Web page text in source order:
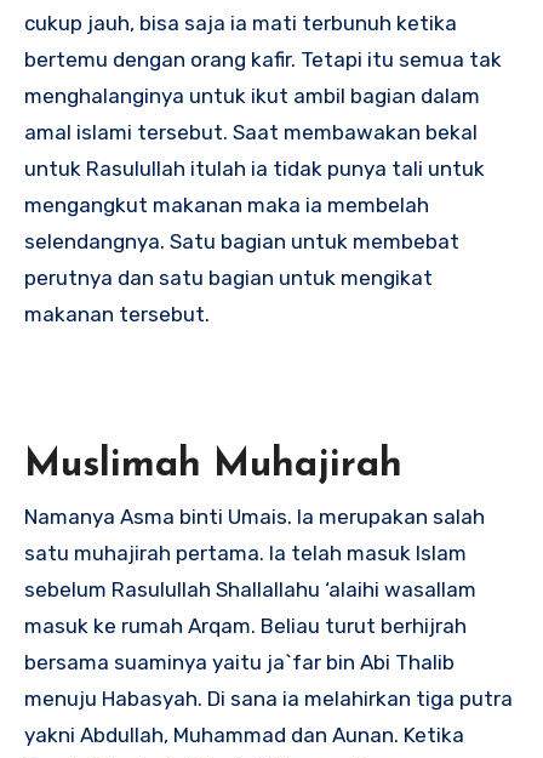
cukup jauh, bisa saja ia mati terbunuh ketika
bertemu dengan orang kafir. Tetapi itu semua tak
menghalanginya untuk ikut ambil bagian dalam
amal islami tersebut. Saat membawakan bekal
untuk Rasulullah itulah ia tidak punya tali untuk
mengangkut makanan maka ia membelah
selendangnya. Satu bagian untuk membebat
perutnya dan satu bagian untuk mengikat
makanan tersebut.
Muslimah Muhajirah
Namanya Asma binti Umais. Ia merupakan salah
satu muhajirah pertama. Ia telah masuk Islam
sebelum Rasulullah Shallallahu ‘alaihi wasallam
masuk ke rumah Arqam. Beliau turut berhijrah
bersama suaminya yaitu ja`far bin Abi Thalib
menuju Habasyah. Di sana ia melahirkan tiga putra
yakni Abdullah, Muhammad dan Aunan. Ketika